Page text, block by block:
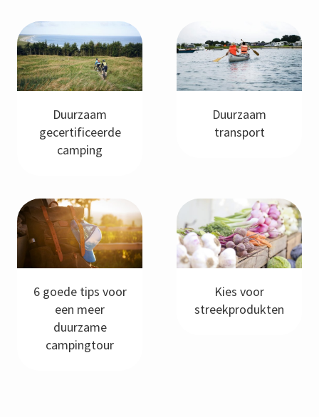
Duurzaam
gecertificeerde
camping
Duurzaam
transport
6 goede tips voor
een meer
duurzame
campingtour
Kies voor
streekprodukten